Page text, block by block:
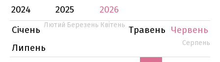
2024 2025
2026
Січень Лютий Березень Квітень Травень Червень
Липень
Серпень